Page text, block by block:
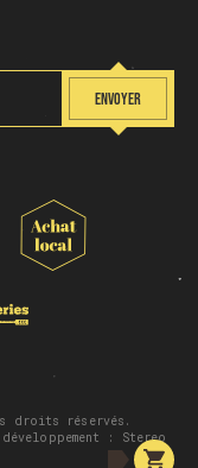
ENVOYER
droits réservés.
: Stereo